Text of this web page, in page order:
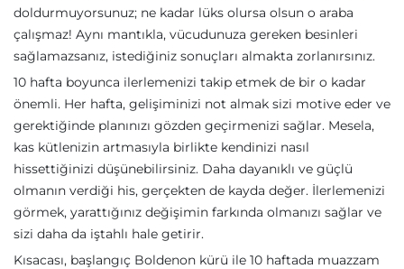
doldurmuyorsunuz; ne kadar lüks olursa olsun o araba
çalışmaz! Aynı mantıkla, vücudunuza gereken besinleri
sağlamazsanız, istediğiniz sonuçları almakta zorlanırsınız.
10 hafta boyunca ilerlemenizi takip etmek de bir o kadar
önemli. Her hafta, gelişiminizi not almak sizi motive eder ve
gerektiğinde planınızı gözden geçirmenizi sağlar. Mesela,
kas kütlenizin artmasıyla birlikte kendinizi nasıl
hissettiğinizi düşünebilirsiniz. Daha dayanıklı ve güçlü
olmanın verdiği his, gerçekten de kayda değer. İlerlemenizi
görmek, yarattığınız değişimin farkında olmanızı sağlar ve
sizi daha da iştahlı hale getirir.
Kısacası, başlangıç Boldenon kürü ile 10 haftada muazzam